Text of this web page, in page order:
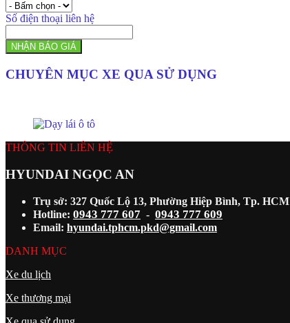
Số điện thoại liên hệ
NHẬN BÁO GIÁ
CHUYÊN MỤC XE QUA SỬ DỤNG
THÔNG TIN LIÊN HỆ
HYUNDAI NGỌC AN
Trụ sở: 327 Quốc Lộ 13, Phường Hiệp Bình, Tp. HCM
Hotline: 0943 777 607 - 0943 777 609
Email: hyundai.tphcm.pkd@gmail.com
DANH MỤC
Xe du lịch
Xe thương mại